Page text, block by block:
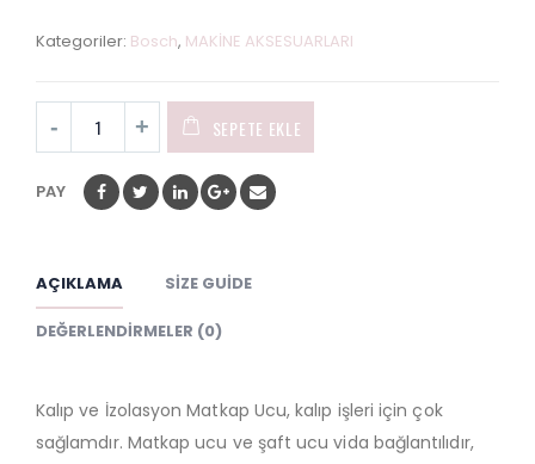
of
Kategoriler: Bosch, MAKİNE AKSESUARLARI
SEPETE EKLE
PAY
AÇIKLAMA SIZE GUIDE
DEĞERLENDIRMELER (0)
Kalıp ve İzolasyon Matkap Ucu, kalıp işleri için çok
sağlamdır. Matkap ucu ve şaft ucu vida bağlantılıdır,